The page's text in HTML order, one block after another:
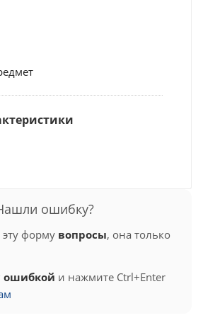
ошибку?
форму вопросы, она только
ошибкой и нажмите Ctrl+Enter